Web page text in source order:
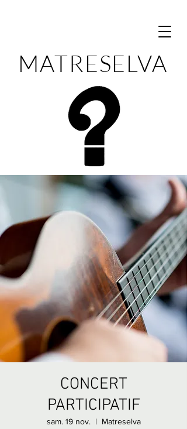
MATRESELVA
CONCERT
PARTICIPATIF
sam. 19 nov.
  |
Matreselva